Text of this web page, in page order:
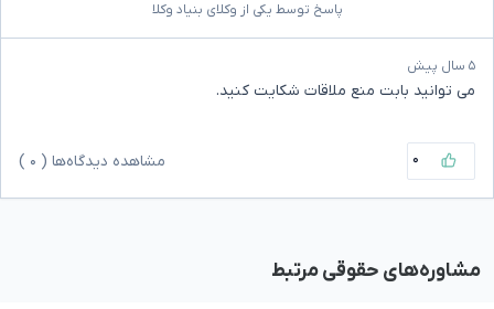
پاسخ توسط یکی از وکلای بنیاد وکلا
۵ سال پیش
می توانید بابت منع ملاقات شکایت کنید.
۰ مشاهده دیدگاه‌ها ( ۰
مشاوره‌های حقوقی مرتبط